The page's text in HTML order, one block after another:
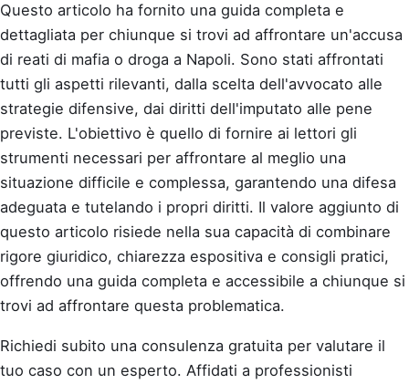
Questo articolo ha fornito una guida completa e
dettagliata per chiunque si trovi ad affrontare un'accusa
di reati di mafia o droga a Napoli. Sono stati affrontati
tutti gli aspetti rilevanti, dalla scelta dell'avvocato alle
strategie difensive, dai diritti dell'imputato alle pene
previste. L'obiettivo è quello di fornire ai lettori gli
strumenti necessari per affrontare al meglio una
situazione difficile e complessa, garantendo una difesa
adeguata e tutelando i propri diritti. Il valore aggiunto di
questo articolo risiede nella sua capacità di combinare
rigore giuridico, chiarezza espositiva e consigli pratici,
offrendo una guida completa e accessibile a chiunque si
trovi ad affrontare questa problematica.
Richiedi subito una consulenza gratuita per valutare il
tuo caso con un esperto. Affidati a professionisti